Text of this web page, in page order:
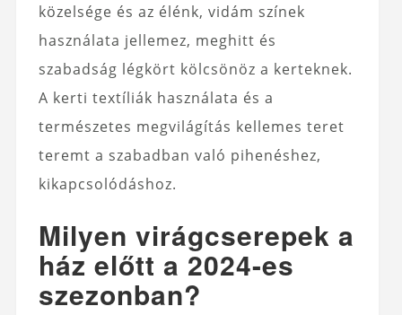
közelsége és az élénk, vidám színek
használata jellemez, meghitt és
szabadság légkört kölcsönöz a kerteknek.
A kerti textíliák használata és a
természetes megvilágítás kellemes teret
teremt a szabadban való pihenéshez,
kikapcsolódáshoz.
Milyen virágcserepek a
ház előtt a 2024-es
szezonban?